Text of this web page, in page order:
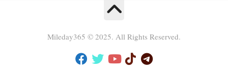
Mileday365 © 2025. All Rights Reserved.